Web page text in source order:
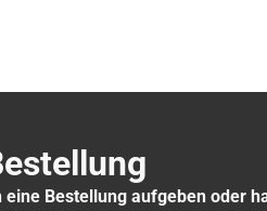
eine Bestellung aufgeben oder